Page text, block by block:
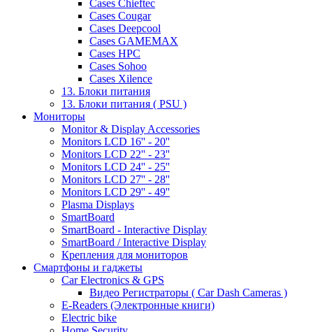
Cases Chieftec
Cases Cougar
Cases Deepcool
Cases GAMEMAX
Cases HPC
Cases Sohoo
Cases Xilence
13. Блоки питания
13. Блоки питания ( PSU )
Мониторы
Monitor & Display Accessories
Monitors LCD 16'' - 20''
Monitors LCD 22'' - 23''
Monitors LCD 24'' - 25''
Monitors LCD 27'' - 28''
Monitors LCD 29'' - 49''
Plasma Displays
SmartBoard
SmartBoard - Interactive Display
SmartBoard / Interactive Display
Крепления для мониторов
Смартфоны и гаджеты
Car Electronics & GPS
Видео Регистраторы ( Car Dash Cameras )
E-Readers (Электронные книги)
Electric bike